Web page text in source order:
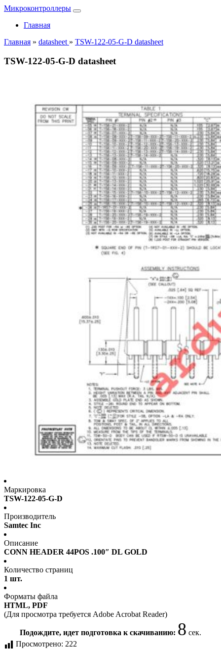
Микроконтроллеры
Главная
Главная » datasheet » TSW-122-05-G-D datasheet
TSW-122-05-G-D datasheet
Маркировка
TSW-122-05-G-D
Производитель
Samtec Inc
Описание
CONN HEADER 44POS .100″ DL GOLD
Количество страниц
1 шт.
Форматы файла
HTML, PDF
(Для просмотра требуется Adobe Acrobat Reader)
Подождите, идет подготовка к скачиванию: 8 сек.
Просмотрено: 222